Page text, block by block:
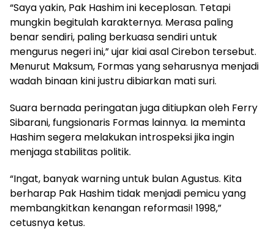
“Saya yakin, Pak Hashim ini keceplosan. Tetapi
mungkin begitulah karakternya. Merasa paling
benar sendiri, paling berkuasa sendiri untuk
mengurus negeri ini,” ujar kiai asal Cirebon tersebut.
Menurut Maksum, Formas yang seharusnya menjadi
wadah binaan kini justru dibiarkan mati suri.
Suara bernada peringatan juga ditiupkan oleh Ferry
Sibarani, fungsionaris Formas lainnya. Ia meminta
Hashim segera melakukan introspeksi jika ingin
menjaga stabilitas politik.
“Ingat, banyak warning untuk bulan Agustus. Kita
berharap Pak Hashim tidak menjadi pemicu yang
membangkitkan kenangan reformasi! 1998,”
cetusnya ketus.